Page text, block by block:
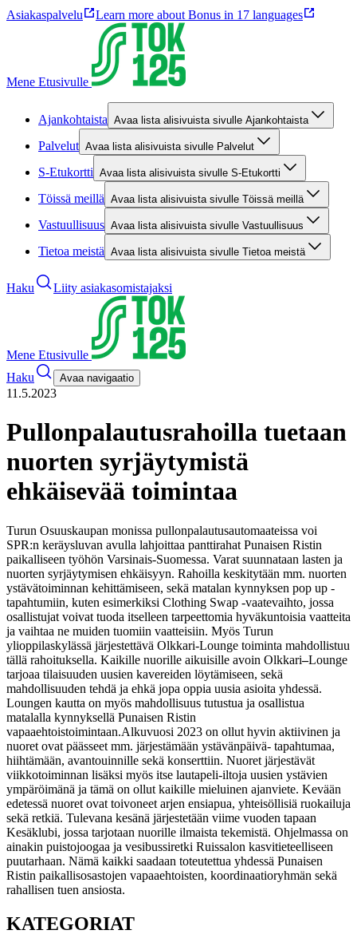
Asiakaspalvelu Learn more about Bonus in 17 languages
Mene Etusivulle
Ajankohtaista Avaa lista alisivuista sivulle Ajankohtaista
Palvelut Avaa lista alisivuista sivulle Palvelut
S-Etukortti Avaa lista alisivuista sivulle S-Etukortti
Töissä meillä Avaa lista alisivuista sivulle Töissä meillä
Vastuullisuus Avaa lista alisivuista sivulle Vastuullisuus
Tietoa meistä Avaa lista alisivuista sivulle Tietoa meistä
Haku Liity asiakasomistajaksi
Mene Etusivulle
Haku
Avaa navigaatio
11.5.2023
Pullonpalautusrahoilla tuetaan
nuorten syrjäytymistä
ehkäisevää toimintaa
Turun Osuuskaupan monissa pullonpalautusautomaateissa voi
SPR:n keräysluvan avulla lahjoittaa panttirahat Punaisen Ristin
paikalliseen työhön Varsinais-Suomessa. Varat suunnataan lasten ja
nuorten syrjäytymisen ehkäisyyn. Rahoilla keskitytään mm. nuorten
ystävätoiminnan kehittämiseen, sekä matalan kynnyksen pop up -
tapahtumiin, kuten esimerkiksi Clothing Swap -vaatevaihto, jossa
osallistujat voivat tuoda itselleen tarpeettomia hyväkuntoisia vaatteita
ja vaihtaa ne muiden tuomiin vaatteisiin. Myös Turun
ylioppilaskylässä järjestettävä Olkkari-Lounge toiminta mahdollistuu
tällä rahoituksella. Kaikille nuorille aikuisille avoin Olkkari–Lounge
tarjoaa tilaisuuden uusien kavereiden löytämiseen, sekä
mahdollisuuden tehdä ja ehkä jopa oppia uusia asioita yhdessä.
Loungen kautta on myös mahdollisuus tutustua ja osallistua
matalalla kynnyksellä Punaisen Ristin
vapaaehtoistoimintaan.Alkuvuosi 2023 on ollut hyvin aktiivinen ja
nuoret ovat päässeet mm. järjestämään ystävänpäivä- tapahtumaa,
hiihtämään, avantouinnille sekä konserttiin. Nuoret järjestävät
viikkotoiminnan lisäksi myös itse lautapeli-iltoja uusien ystävien
ympäröimänä ja tämä on ollut kaikille mieluinen ajanviete. Kevään
edetessä nuoret ovat toivoneet arjen ensiapua, yhteisöllisiä ruokailuja
sekä retkiä. Tulevana kesänä järjestetään viime vuoden tapaan
Kesäklubi, jossa tarjotaan nuorille ilmaista tekemistä. Ohjelmassa on
ainakin puistojoogaa ja vesibussiretki Ruissalon kasvitieteelliseen
puutarhaan. Nämä kaikki saadaan toteutettua yhdessä Punaisen
Ristin paikallisosastojen vapaaehtoisten, koordinaatioryhmän sekä
rahallisen tuen ansiosta.
KATEGORIAT